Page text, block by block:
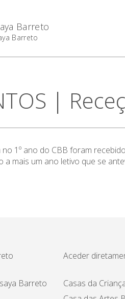
Barreto
Barreto
|
1º ano do CBB foram
a mais um ano letivo que se
Barreto
Aceder
Casas da